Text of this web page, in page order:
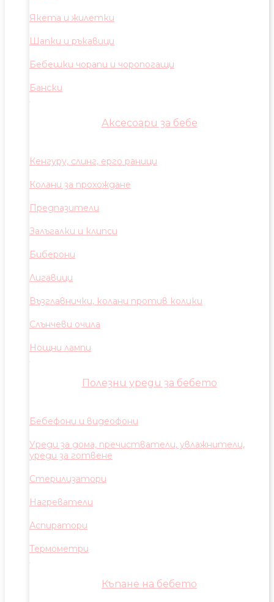
Якета и жилетки
Шапки и ръкавици
Бебешки чорапи и чоропогащи
Бански
Аксесоари за бебе
Кенгуру, слинг, ерго раници
Колани за прохождане
Предпазители
Залъгалки и клипси
Биберони
Лигавици
Възглавнички, колани против колики
Слънчеви очила
Нощни лампи
Полезни уреди за бебето
Бебефони и видеофони
Уреди за дома, пречистватели, увлажнители,
уреди за готвене
Стерилизатори
Нагреватели
Аспиратори
Термометри
Къпане на бебето